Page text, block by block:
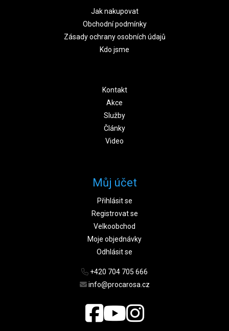
Jak nakupovat
Obchodní podmínky
Zásady ochrany osobních údajů
Kdo jsme
Kontakt
Akce
Služby
Články
Video
Můj účet
Přihlásit se
Registrovat se
Velkoobchod
Moje objednávky
Odhlásit se
+420 704 705 666
info@procarosa.cz